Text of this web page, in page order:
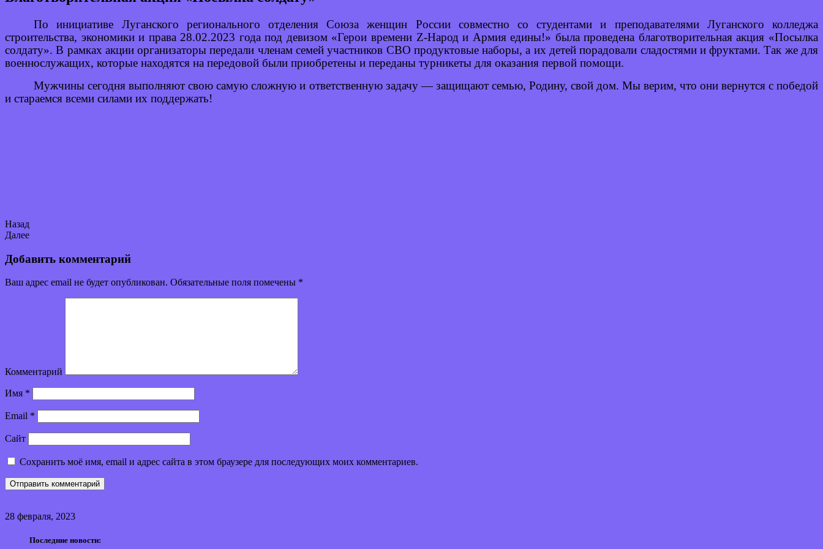
По инициативе Луганского регионального отделения Союза женщин России совместно со студентами и преподавателями Луганского колледжа
строительства, экономики и права 28.02.2023 года под девизом «Герои времени Z-Народ и Армия едины!» была проведена благотворительная акция «Посылка
солдату». В рамках акции организаторы передали членам семей участников СВО продуктовые наборы, а их детей порадовали сладостями и фруктами. Так же для
военнослужащих, которые находятся на передовой были приобретены и переданы турникеты для оказания первой помощи.
Мужчины сегодня выполняют свою самую сложную и ответственную задачу — защищают семью, Родину, свой дом. Мы верим, что они вернутся с победой
и стараемся всеми силами их поддержать!
Назад
Далее
Добавить комментарий
Ваш адрес email не будет опубликован. Обязательные поля помечены *
Комментарий
Имя *
Email *
Сайт
Сохранить моё имя, email и адрес сайта в этом браузере для последующих моих комментариев.
28 февраля, 2023
Последние новости: